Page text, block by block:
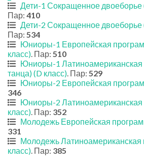
Дети-1 Сокращенное двоеборье
Пар: 410
Дети-2 Сокращенное двоеборье
Пар: 534
Юниоры-1 Европейская
класс). Пар: 510
Юниоры-1 Латиноамериканская
танца) (D класс). Пар: 529
Юниоры-2 Европейская
346
Юниоры-2 Латиноамериканская
класс). Пар: 352
Молодежь Европейская
331
Молодежь Латиноамериканская
класс). Пар: 385